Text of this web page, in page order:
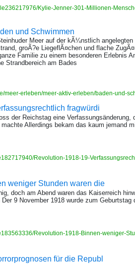
Kylie-Jenner-301-Millionen-
und Schwimmen
Meer auf der kÃ¼nstlich
groÃ?e LiegeflÃ¤chen und flache
Familie zu einem besonderen Erlebnis
Strandbereich am Bades
meer-erleben/meer-aktiv-erleben/baden-und-
fragwürdi
der Reichstag eine Verfassungsänderung,
Allerdings bekam das kaum jemand
Revolution-1918-19-
weniger Stunden waren die
doch am Abend waren das Kaiserreich
9 November 1918 wurde zum Geburtstag
Revolution-1918-Binnen-weniger-
für die Republ